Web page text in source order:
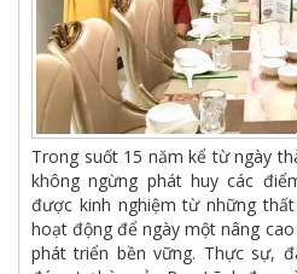
Trong suốt 15 năm kể từ ngày
không ngừng phát huy các
được kinh nghiệm từ những
hoạt động để ngày một nâng
phát triển bền vững. Thực sự,